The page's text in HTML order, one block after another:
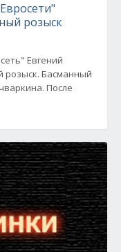
розыск
Евгений
розыск. Басманный
После